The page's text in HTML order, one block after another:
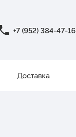
+7 (952) 384-47-16
Доставка